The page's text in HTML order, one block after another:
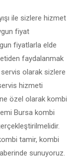
ile sizlere hizmet
fiyat
fiyatlarla elde
faydalanmak
servis olarak sizlere
hizmeti
özel olarak kombi
Bursa kombi
tamir, kombi
sunuyoruz.